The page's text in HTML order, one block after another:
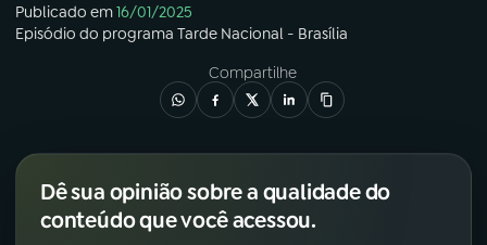
Publicado em16/01/2025
Episódio do programa Tarde Nacional - Brasília
Compartilhe
Dê sua opinião sobre a qualidade do
conteúdo que você acessou.